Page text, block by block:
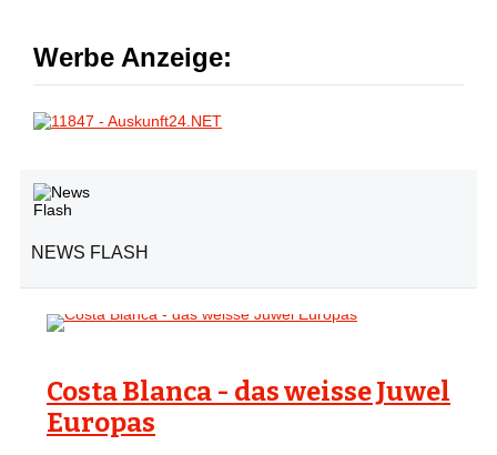
Werbe Anzeige:
NEWS FLASH
Costa Blanca - das weisse Juwel
Europas